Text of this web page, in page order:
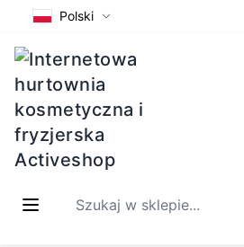
Polski
Szukaj w sklepie...